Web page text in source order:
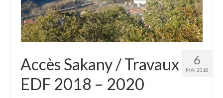
Partenaires
Partenaires privilégiés
Pratiquer la spéléo en Ariège
Préparer sa sortie Spéléo
6
MAI 2018
Accès Sakany / Travaux
EDF 2018 – 2020